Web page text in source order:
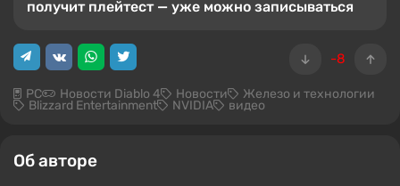
получит плейтест — уже можно записываться
-8
PC Новости Diablo 4 Новости Железо и технологии
Blizzard Entertainment NVIDIA видео
Об авторе